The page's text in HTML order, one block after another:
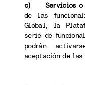
c) Servicios o
de las
Global, la
serie de
podrán
aceptación de